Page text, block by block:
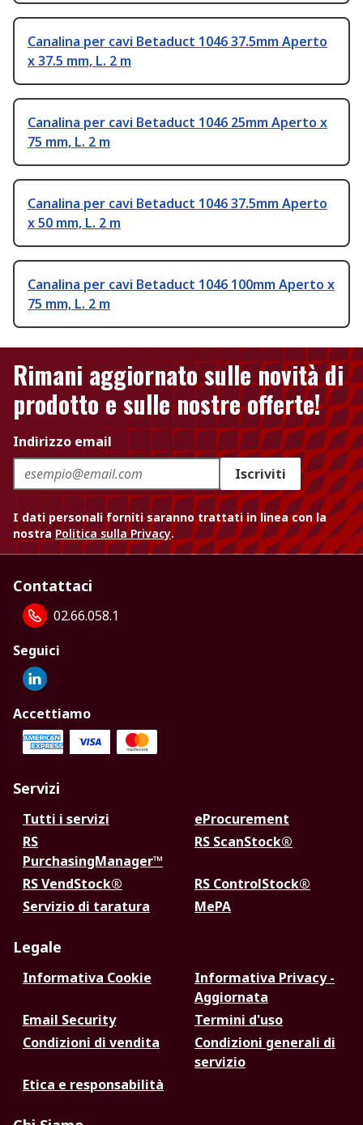
Canalina per cavi Betaduct 1046 37.5mm Aperto
x 37.5 mm, L. 2 m
Canalina per cavi Betaduct 1046 25mm Aperto x
75 mm, L. 2 m
Canalina per cavi Betaduct 1046 37.5mm Aperto
x 50 mm, L. 2 m
Canalina per cavi Betaduct 1046 100mm Aperto x
75 mm, L. 2 m
Rimani aggiornato sulle novità di
prodotto e sulle nostre offerte!
Indirizzo email
Iscriviti
I dati personali forniti saranno trattati in linea con la
nostra Politica sulla Privacy.
Contattaci
02.66.058.1
Seguici
Accettiamo
Servizi
Tutti i servizi
eProcurement
RS
PurchasingManager™
RS ScanStock®
RS VendStock®
RS ControlStock®
Servizio di taratura
MePA
Legale
Informativa Cookie
Informativa Privacy -
Aggiornata
Email Security
Termini d'uso
Condizioni di vendita
Condizioni generali di
servizio
Etica e responsabilità